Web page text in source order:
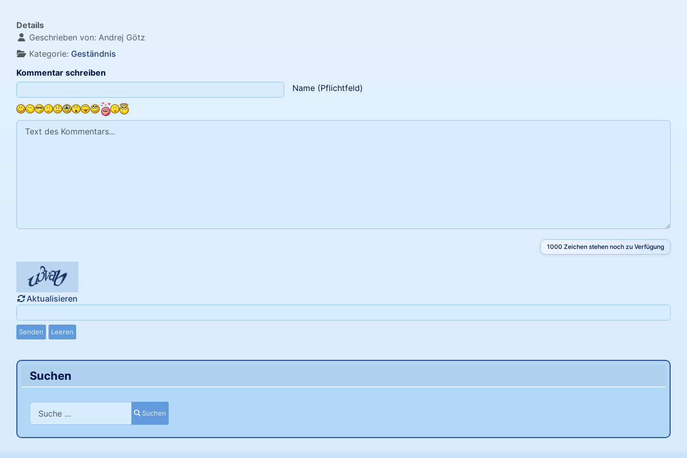
Details
Geschrieben von: Andrej Götz
Kategorie: Geständnis
Kommentar schreiben
Name (Pflichtfeld)
Text des Kommentars
1000 Zeichen stehen noch zu Verfügung
Aktualisieren
Senden Leeren
Suchen
Suchen
Suchen